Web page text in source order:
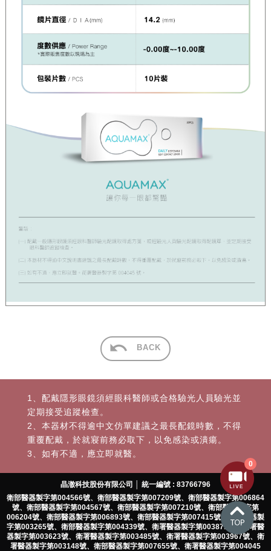
BACK
1、配戴隱形眼鏡須經眼科醫師或合格驗光人員驗光並
定期接受追蹤檢查。
2、本器材不得逾中文仿單建議之最長配鏡時數，不得
重覆配戴，於就寢前務必取下，以免感染或潰瘍。
3、如有不適，應立即就醫。
晶澈科技股份有限公司 │ 統一編號 : 83766796
衛部醫器製字第004566號、衛部醫器製字第007209號、衛部醫器製字第006864
號、衛部醫器製字第004567號、衛部醫器製字第007210號、衛部醫器製字第
006204號、衛部醫器製字第006893號、衛部醫器製字第007415號、衛署醫器製
字第003265號、衛部醫器製字第004339號、衛署醫器製字第003871號、衛署醫
器製字第003623號、衛署醫器製字第003485號、衛署醫器製字第003967號、衛
署醫器製字第003148號、衛部醫器製字第007655號、衛署醫器製字第004045
0